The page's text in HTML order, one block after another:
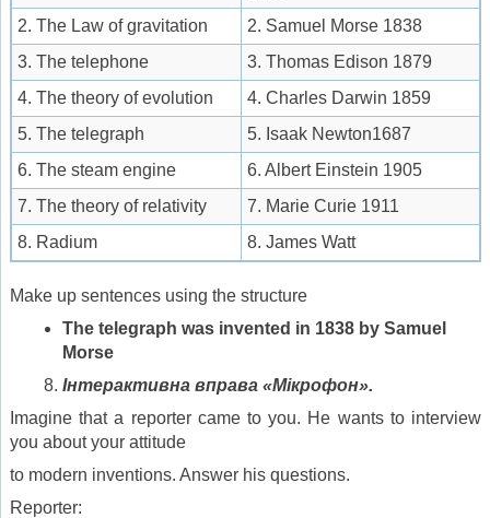
2. The Law of gravitation
2. Samuel Morse 1838
3. The telephone
3. Thomas Edison 1879
4. The theory of evolution
4. Charles Darwin 1859
5. The telegraph
5. Isaak Newton1687
6. The steam engine
6. Albert Einstein 1905
7. The theory of relativity
7. Marie Curie 1911
8. Radium
8. James Watt
Make up sentences using the structure
The telegraph was invented in 1838 by Samuel
Morse
Інтерактивна вправа «Мікрофон».
Imagine that a reporter came to you. He wants to interview
you about your attitude
to modern inventions. Answer his questions.
Reporter: